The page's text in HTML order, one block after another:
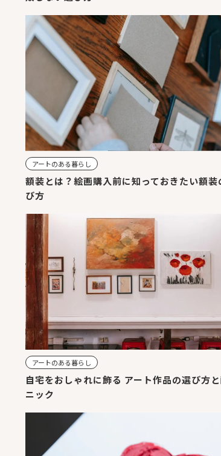
アートのある暮らし
額装とは？絵画購入前に知っておきたい額装
び方
アートのある暮らし
自宅をおしゃれに飾る アート作品の選び方
ニック